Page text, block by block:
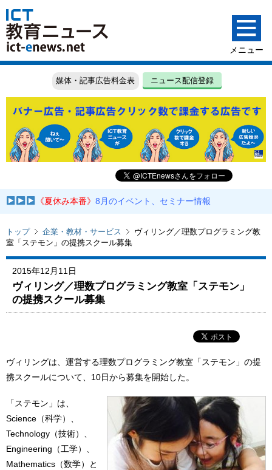
媒体・記事広告料金表 ニュース配信登録
《夏休み本番》8月のイベント、セミナー情報
トップ 企業・教材・サービス
ヴィリング／理数プログラミング教
室「ステモン」の提携スクール募集
2015年12月11日
ヴィリング／理数プログラミング教室「ステモン」
の提携スクール募集
ヴィリングは、運営する理数プログラミング教室「ステモン」の提
携スクールについて、10日から募集を開始した。
「ステモン」は、
Science（科学）、
Technology（技術）、
Engineering（工学）、
Mathematics（数学）と